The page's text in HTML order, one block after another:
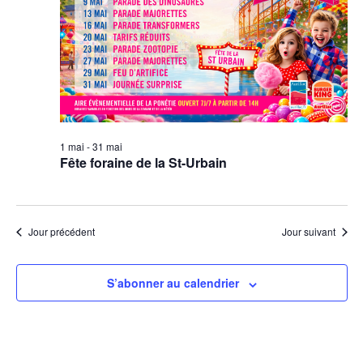
Fête foraine de la St-Urbain
1 mai -31 mai
Jour précédent Jour suivant
S’abonner au calendrier